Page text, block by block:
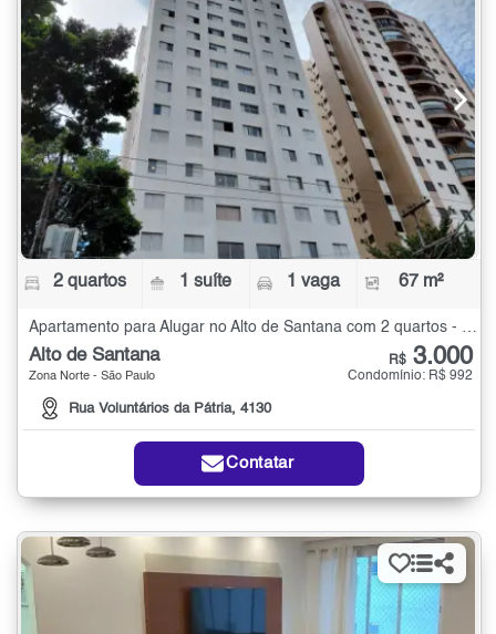
2 quartos 1 suíte 1 vaga 67 m²
Alto de Santana
Zona Norte - São Paulo
Rua Voluntários da Pátria, 4130
R$ 3.000
Condomínio: R$ 992
Contatar